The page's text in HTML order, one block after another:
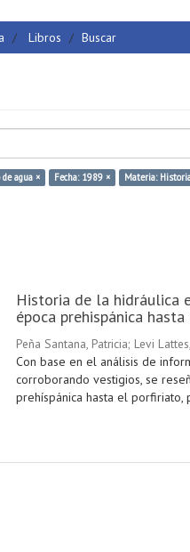
Libros Buscar
agua × Fecha: 1989 × Materia:
Historia de la hidráulica
época prehispánica
Peña Santana, Patricia; Levi
Con base en el análisis de
corroborando vestigios, se
prehíspánica hasta el porfiriato,